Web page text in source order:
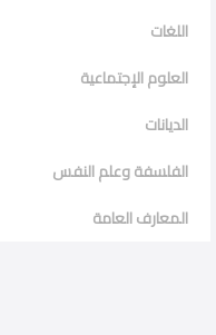
اللغات
العلوم الإجتماعية
الديانات
الفلسفة وعلم النفس
المعارف العامة